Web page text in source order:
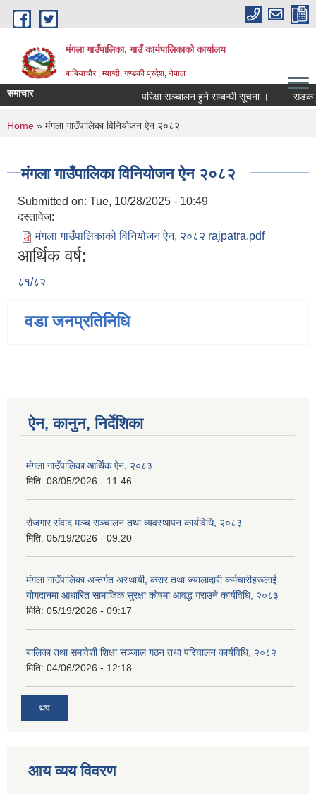
Skip to main content
मंगला गाउँपालिका, गाउँ कार्यपालिकाको कार्यालय
बाबियाचौर , म्याग्दी, गण्डकी प्रदेश, नेपाल
समाचार परिक्षा सञ्चालन हुने सम्बन्धी सूचना । सडक
You are here
Home » मंगला गाउँपालिका विनियोजन ऐन २०८२
मंगला गाउँपालिका विनियोजन ऐन २०८२
Submitted on: Tue, 10/28/2025 - 10:49
दस्तावेज:
मंगला गाउँपालिकाको विनियोजन ऐन, २०८२ rajpatra.pdf
आर्थिक वर्ष:
८१/८२
वडा जनप्रतिनिधि
ऐन, कानुन, निर्देशिका
मंगला गाउँपालिका आर्थिक ऐन, २०८३
मिति: 08/05/2026 - 11:46
रोजगार संवाद मञ्च सञ्चालन तथा व्यवस्थापन कार्यविधि, २०८३
मिति: 05/19/2026 - 09:20
मंगला गाउँपालिका अन्तर्गत अस्थायी, करार तथा ज्यालादारी कर्मचारीहरूलाई
योगदानमा आधारित सामाजिक सुरक्षा कोषमा आवद्ध गराउने कार्यविधि, २०८३
मिति: 05/19/2026 - 09:17
बालिका तथा समावेशी शिक्षा सञ्जाल गठन तथा परिचालन कार्यविधि, २०८२
मिति: 04/06/2026 - 12:18
थप
आय व्यय विवरण